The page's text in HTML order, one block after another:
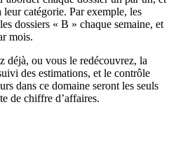
leur catégorie. Par exemple, les
dossiers « B » chaque semaine, et
mois.
déjà, ou vous le redécouvrez, la
des estimations, et le contrôle
dans ce domaine seront les seuls
de chiffre d’affaires.